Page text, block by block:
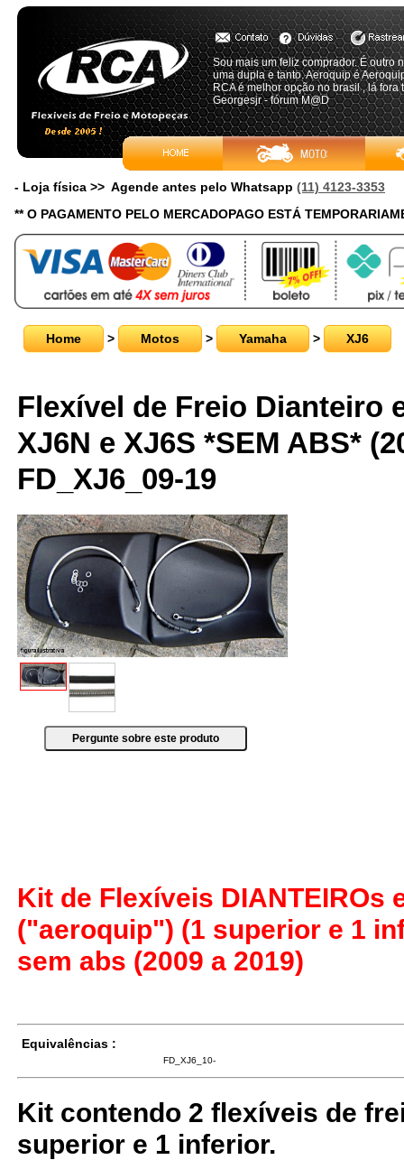
Sou mais um feliz comprador. É outro
uma dupla e tanto. Aeroquip é
RCA é melhor opção no brasil , lá
Georgesjr - fórum M@D
- Loja física >> Agende antes pelo Whatsapp (11) 4123-3353
** O PAGAMENTO PELO MERCADOPAGO ESTÁ
Home > Motos > Yamaha > XJ6
Flexível de Freio Dianteiro
XJ6N e XJ6S *SEM ABS*
FD_XJ6_09-19
Kit de Flexíveis DIANTEIROs
("aeroquip") (1 superior e 1
sem abs (2009 a 2019)
Equivalências :
FD_XJ6_10-
Kit contendo 2 flexíveis de
superior e 1 inferior.